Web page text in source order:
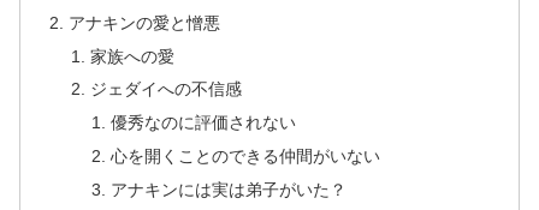
アナキンの愛と憎悪
家族への愛
ジェダイへの不信感
優秀なのに評価されない
心を開くことのできる仲間がいない
アナキンには実は弟子がいた？